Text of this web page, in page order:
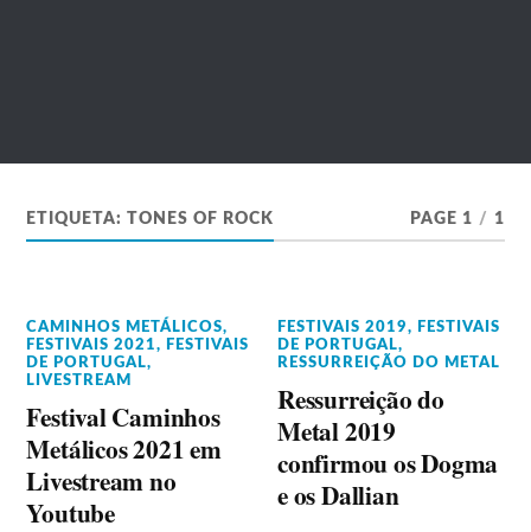
ETIQUETA: TONES OF ROCK PAGE 1 / 1
CAMINHOS METÁLICOS,
FESTIVAIS 2021,
FESTIVAIS
DE PORTUGAL,
LIVESTREAM
Festival Caminhos
Metálicos 2021 em
Livestream no
Youtube
FESTIVAIS 2019,
FESTIVAIS
DE PORTUGAL,
RESSURREIÇÃO DO METAL
Ressurreição do
Metal 2019
confirmou os Dogma
e os Dallian